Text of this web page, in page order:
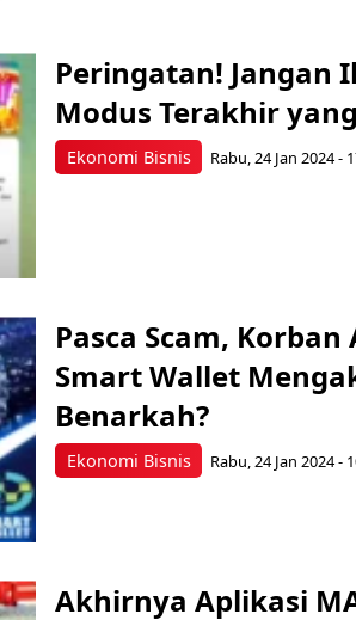
Ekonomi Bisnis
Peringatan! Jangan
Modus Terakhir
Rabu, 24 Jan 2024 -
Ekonomi Bisnis
Pasca Scam,
Smart Wallet
Benarkah?
Rabu, 24 Jan 2024 -
Akhirnya Aplikasi